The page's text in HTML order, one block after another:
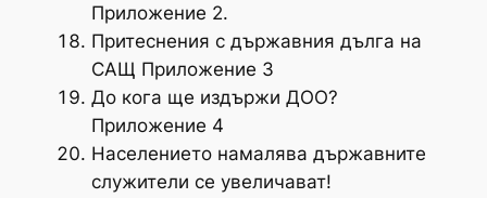
Приложение 2.
Притеснения с държавния дълга на
САЩ Приложение 3
До кога ще издържи ДОО?
Приложение 4
Населението намалява държавните
служители се увеличават!